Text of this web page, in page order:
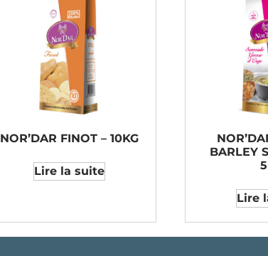
NOR’DAR FINOT – 10KG
Lire la suite
BARLEY
Lire